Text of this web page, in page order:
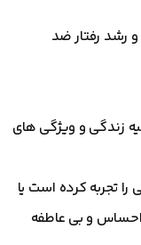
و رشد رفتار ضد
زندگی و ویژگی های
تجربه کرده است یا
و بی عاطفه